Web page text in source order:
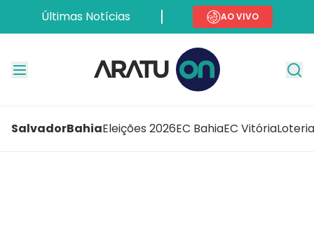
Últimas Notícias AO VIVO
SalvadorBahiaEleições 2026EC BahiaEC Vitória